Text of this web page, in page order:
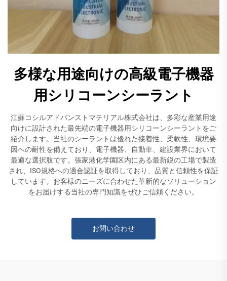
多様な用途向けの高級電子機器
用シリコーンシーラント
江蘇コシルアドバンストマテリアル株式会社は、多彩な産業用途
向けに設計された最先端の電子機器用シリコーンシーラントをご
紹介します。当社のシーラントは優れた接着性、柔軟性、環境要
因への耐性を備えており、電子機器、自動車、建設業界において
最適な選択肢です。張家港化学園区内にある最新鋭の工場で製造
され、ISO規格への適合認証を取得しており、品質と信頼性を保証
しています。お客様のニーズに合わせた革新的なソリューション
をお届けする当社の専門知識をぜひご信頼ください。
お問い合わせ